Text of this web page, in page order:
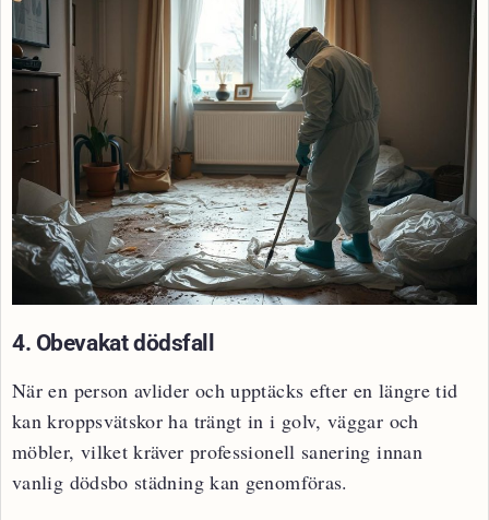
4. Obevakat dödsfall
När en person avlider och upptäcks efter en längre tid
kan kroppsvätskor ha trängt in i golv, väggar och
möbler, vilket kräver professionell sanering innan
vanlig dödsbo städning kan genomföras.